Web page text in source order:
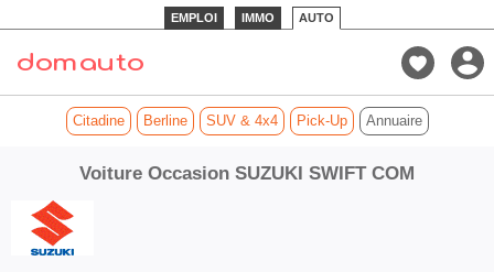
EMPLOI IMMO AUTO
Citadine Berline SUV & 4x4 Pick-Up Annuaire
Voiture Occasion SUZUKI SWIFT COM